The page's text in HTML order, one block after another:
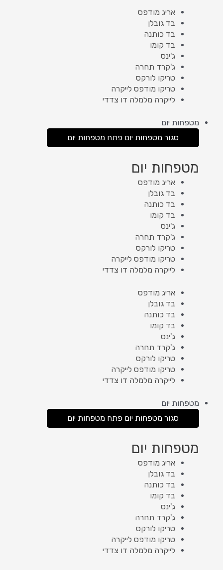
אריג מודפס
בד גובלן
בד כותנה
בד קומו
ג'ינס
ג'קרד תחרה
טריקו לורקס
טריקו מודפס לייקרה
לייקרה מלמלה דו צדדי
מטפחות יום
סגור מטפחות יום פתח מטפחות יום
מטפחות יום
אריג מודפס
בד גובלן
בד כותנה
בד קומו
ג'ינס
ג'קרד תחרה
טריקו לורקס
טריקו מודפס לייקרה
לייקרה מלמלה דו צדדי
אריג מודפס
בד גובלן
בד כותנה
בד קומו
ג'ינס
ג'קרד תחרה
טריקו לורקס
טריקו מודפס לייקרה
לייקרה מלמלה דו צדדי
מטפחות יום
סגור מטפחות יום פתח מטפחות יום
מטפחות יום
אריג מודפס
בד גובלן
בד כותנה
בד קומו
ג'ינס
ג'קרד תחרה
טריקו לורקס
טריקו מודפס לייקרה
לייקרה מלמלה דו צדדי